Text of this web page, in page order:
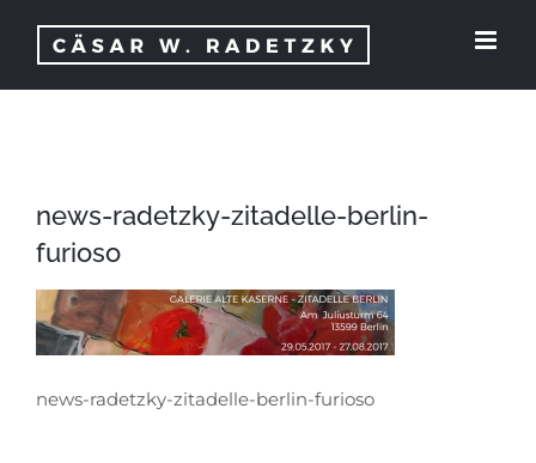
Inhalt
news-radetzky-zitadelle-berlin-
furioso
news-radetzky-zitadelle-berlin-furioso